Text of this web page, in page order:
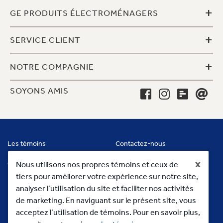
x
Nous utilisons nos propres témoins et ceux de
tiers pour améliorer votre expérience sur notre site,
analyser l’utilisation du site et faciliter nos activités
de marketing. En naviguant sur le présent site, vous
acceptez l’utilisation de témoins. Pour en savoir plus,
GE PRODUITS ÉLECTROMÉNAGERS +
SERVICE CLIENT +
NOTRE COMPAGNIE +
SOYONS AMIS
Les témoins Contactez-nous
Conditions